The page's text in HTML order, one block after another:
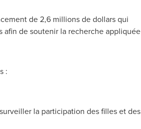
de 2,6 millions de dollars qui
de soutenir la recherche appliquée
:
la participation des filles et des